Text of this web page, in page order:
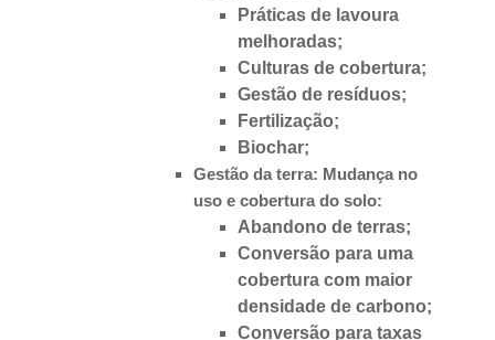
Práticas de lavoura
melhoradas;
Culturas de cobertura;
Gestão de resíduos;
Fertilização;
Biochar;
Gestão da terra: Mudança no
uso e cobertura do solo:
Abandono de terras;
Conversão para uma
cobertura com maior
densidade de carbono;
Conversão para taxas